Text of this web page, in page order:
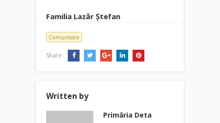
Familia Lazăr Ștefan
Comunitate
Share:
Written by
Primăria Deta